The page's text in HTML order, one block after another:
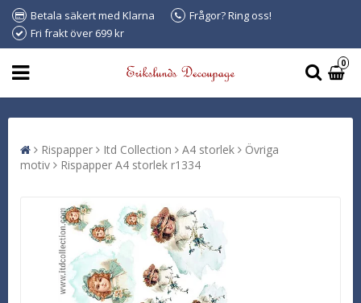
Betala säkert med Klarna
Frågor? Ring oss!
Fri frakt över 699 kr
0
Rispapper Itd Collection A4 storlek
Övriga
motiv
Rispapper A4 storlek r1334